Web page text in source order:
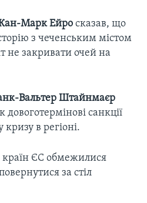
Марк Ейро сказав, що
з чеченським містом
не закривати очей на
Вальтер Штайнмаєр
санкції
в регіоні.
країн ЄС обмежилися
за стіл